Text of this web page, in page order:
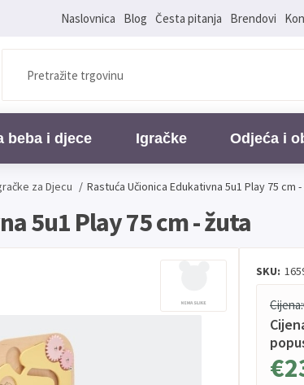
Naslovnica Blog Česta pitanja Brendovi
beba i djece Igračke Odjeća i
za Djecu / Rastuća Učionica Edukativna 5u1 Play 75 cm -
5u1 Play 75 cm - žuta
SKU:
Cijena: